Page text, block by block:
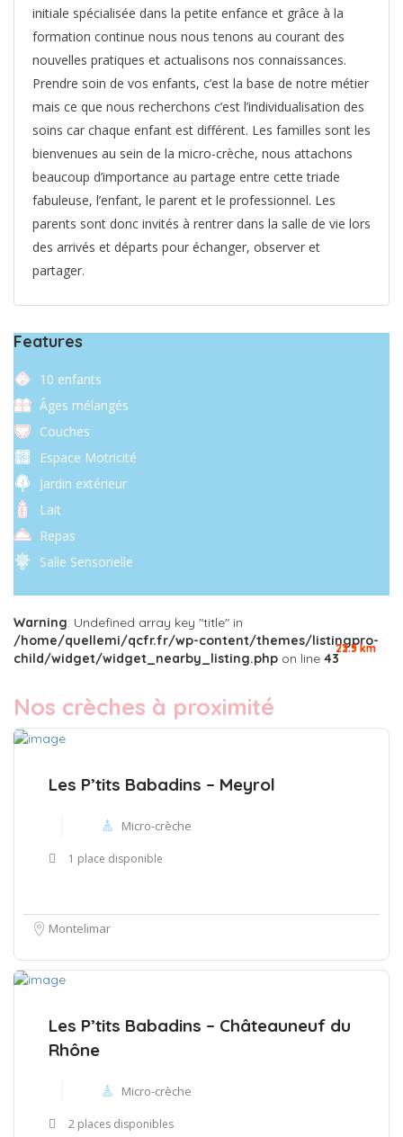
initiale spécialisée dans la petite enfance et grâce à la
formation continue nous nous tenons au courant des
nouvelles pratiques et actualisons nos connaissances.
Prendre soin de vos enfants, c’est la base de notre métier
mais ce que nous recherchons c’est l’individualisation des
soins car chaque enfant est différent. Les familles sont les
bienvenues au sein de la micro-crèche, nous attachons
beaucoup d’importance au partage entre cette triade
fabuleuse, l’enfant, le parent et le professionnel. Les
parents sont donc invités à rentrer dans la salle de vie lors
des arrivés et départs pour échanger, observer et
partager.
Features
10 enfants
Âges mélangés
Couches
Espace Motricité
Jardin extérieur
Lait
Repas
Salle Sensorielle
Warning: Undefined array key "title" in
/home/quellemi/qcfr.fr/wp-content/themes/listingpro-
child/widget/widget_nearby_listing.php on line 43
Nos crèches à proximité
Les P’tits Babadins – Meyrol
Micro-crèche
1 place disponible
Montelimar
22.9 km
Les P’tits Babadins – Châteauneuf du
Rhône
Micro-crèche
2 places disponibles
23.3 km